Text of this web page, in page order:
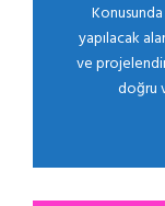
yapılacak
ve
doğru